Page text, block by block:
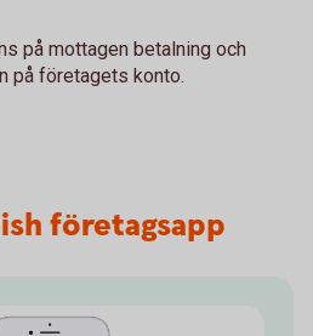
på mottagen betalning och
på företagets konto.
företagsapp